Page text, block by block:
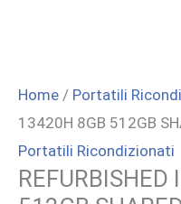
Home / Portatili
13420H 8GB 512GB
Portatili Ricondizionati